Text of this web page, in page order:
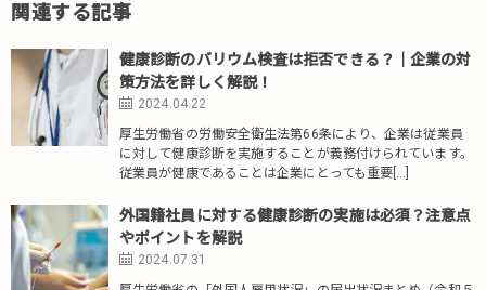
関連する記事
健康診断のバリウム検査は拒否できる？｜企業の対
策方法を詳しく解説！
2024.04.22
厚生労働省の労働安全衛生法第66条により、企業は従業員
に対して健康診断を実施することが義務付けられています。
従業員が健康であることは企業にとっても重要[…]
外国籍社員に対する健康診断の実施は必須？注意点
やポイントを解説
2024.07.31